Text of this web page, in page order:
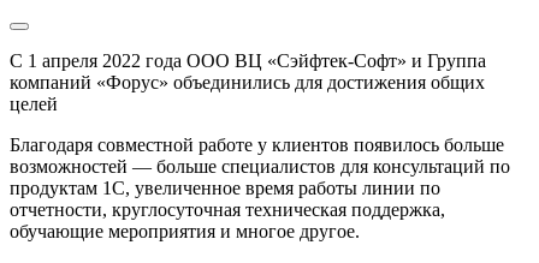
С 1 апреля 2022 года ООО ВЦ «Сэйфтек-Софт» и Группа
компаний «Форус» объединились для достижения общих
целей
Благодаря совместной работе у клиентов появилось больше
возможностей — больше специалистов для консультаций по
продуктам 1С, увеличенное время работы линии по
отчетности, круглосуточная техническая поддержка,
обучающие мероприятия и многое другое.